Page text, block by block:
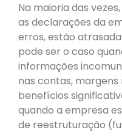
Na maioria das
as declarações da
erros, estão
pode ser o caso
informações
nas contas,
benefícios
quando a empresa
de reestruturação